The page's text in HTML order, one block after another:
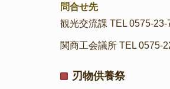
問合せ先
観光交流課 TEL 0575-23-
関商工会議所 TEL 0575-
刃物供養祭